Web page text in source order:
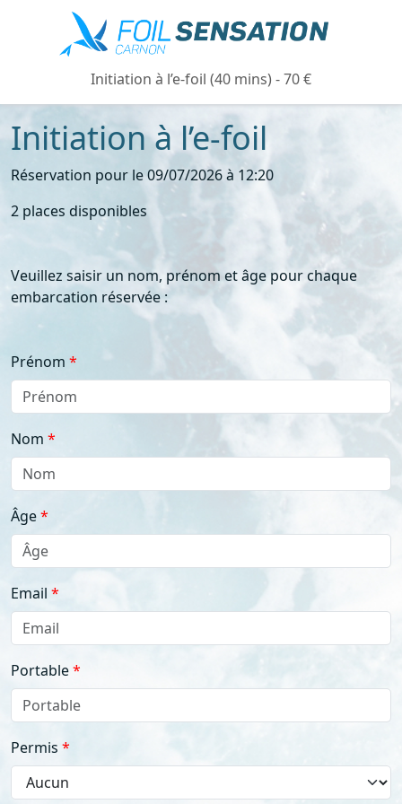
Initiation à l’e-foil (40 mins) - 70 €
Initiation à l’e-foil
Réservation pour le 09/07/2026 à 12:20
2 places disponibles
Veuillez saisir un nom, prénom et âge pour chaque
embarcation réservée :
Prénom
Nom
Âge
Email
Portable
Permis